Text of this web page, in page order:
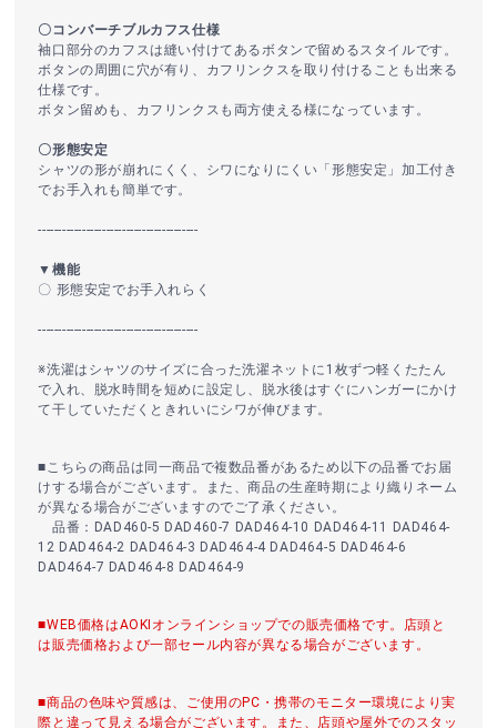
〇コンバーチブルカフス仕様
袖口部分のカフスは縫い付けてあるボタンで留めるスタイルです。
ボタンの周囲に穴が有り、カフリンクスを取り付けることも出来る
仕様です。
ボタン留めも、カフリンクスも両方使える様になっています。
〇形態安定
シャツの形が崩れにくく、シワになりにくい「形態安定」加工付き
でお手入れも簡単です。
----------------------------------------
▼機能
〇 形態安定でお手入れらく
----------------------------------------
※洗濯はシャツのサイズに合った洗濯ネットに1枚ずつ軽くたたん
で入れ、脱水時間を短めに設定し、脱水後はすぐにハンガーにかけ
て干していただくときれいにシワが伸びます。
■こちらの商品は同一商品で複数品番があるため以下の品番でお届
けする場合がございます。また、商品の生産時期により織りネーム
が異なる場合がございますのでご了承ください。
品番：DAD460-5 DAD460-7 DAD464-10 DAD464-11 DAD464-
12 DAD464-2 DAD464-3 DAD464-4 DAD464-5 DAD464-6
DAD464-7 DAD464-8 DAD464-9
■WEB価格はAOKIオンラインショップでの販売価格です。店頭と
は販売価格および一部セール内容が異なる場合がございます。
■商品の色味や質感は、ご使用のPC・携帯のモニター環境により実
際と違って見える場合がございます。また、店頭や屋外でのスタッ